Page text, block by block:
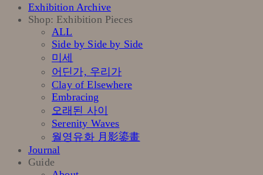
Exhibition Archive
Shop: Exhibition Pieces
ALL
Side by Side by Side
미세
어딘가, 우리가
Clay of Elsewhere
Embracing
오래된 사이
Serenity Waves
월영유화 月影鎏畫
Journal
Guide